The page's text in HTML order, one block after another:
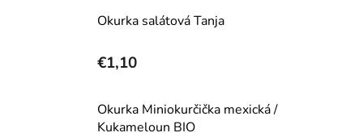
Okurka salátová Tanja
€1,10
Okurka Miniokurčička mexická /
Kukameloun BIO